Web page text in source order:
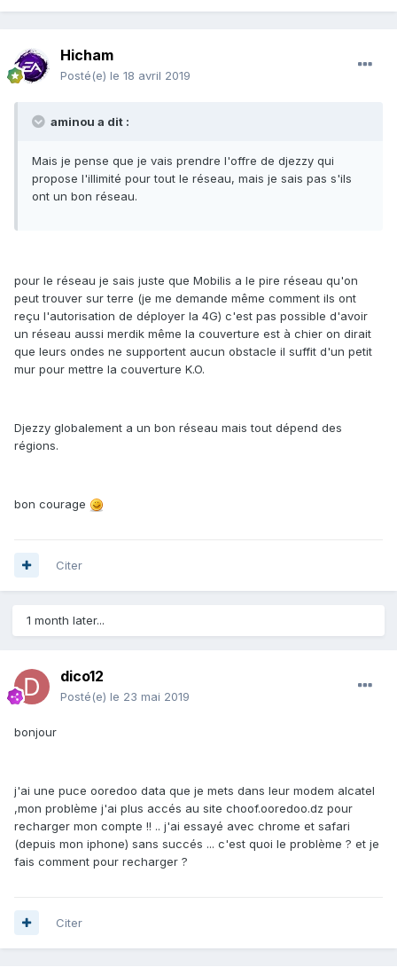
Hicham
Posté(e) le 18 avril 2019
aminou a dit :
Mais je pense que je vais prendre l'offre de djezzy qui
propose l'illimité pour tout le réseau, mais je sais pas s'ils
ont un bon réseau.
pour le réseau je sais juste que Mobilis a le pire réseau qu'on
peut trouver sur terre (je me demande même comment ils ont
reçu l'autorisation de déployer la 4G) c'est pas possible d'avoir
un réseau aussi merdik même la couverture est à chier on dirait
que leurs ondes ne supportent aucun obstacle il suffit d'un petit
mur pour mettre la couverture K.O.
Djezzy globalement a un bon réseau mais tout dépend des
régions.
bon courage
Citer
1 month later...
dico12
Posté(e) le 23 mai 2019
bonjour
j'ai une puce ooredoo data que je mets dans leur modem alcatel
,mon problème j'ai plus accés au site choof.ooredoo.dz pour
recharger mon compte !! .. j'ai essayé avec chrome et safari
(depuis mon iphone) sans succés ... c'est quoi le problème ? et je
fais comment pour recharger ?
Citer